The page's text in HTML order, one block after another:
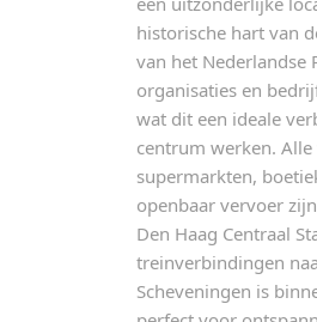
historische hart van
van het Nederlandse
organisaties en
wat dit een ideale
centrum werken.
supermarkten,
openbaar vervoer
Den Haag Centraal
treinverbindingen
Scheveningen is